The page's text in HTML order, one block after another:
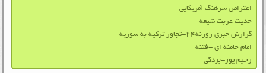
اعتراض سرهنگ آمریکایی
حدیث غربت شیعه
گزارش خبری روزنه۲۴-تجاوز ترکیه به سوریه
امام خامنه ای -فتنه
رحیم پور-بردگی